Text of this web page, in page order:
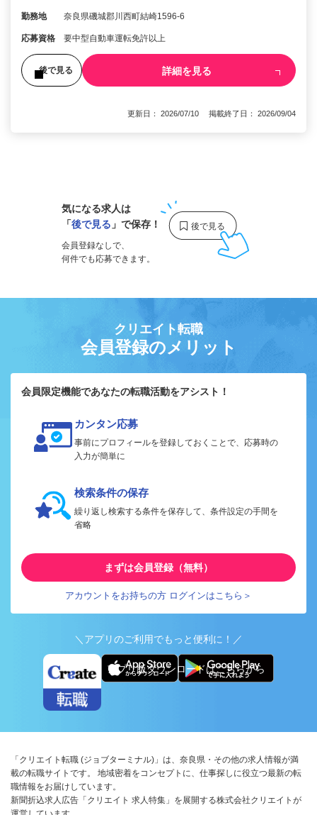
勤務地 奈良県磯城郡川西町結崎1596-6
応募資格 要中型自動車運転免許以上
後で見る 詳細を見る
更新日： 2026/07/10 掲載終了日： 2026/09/04
気になる求人は
「後で見る 」で保存！
会員登録なしで、
何件でも応募できます。
クリエイト転職
会員登録のメリット
会員限定機能であなたの転職活動をアシスト！
カンタン応募
事前にプロフィールを登録しておくことで、応募時の
入力が簡単に
検索条件の保存
繰り返し検索する条件を保存して、条件設定の手間を
省略
まずは会員登録（無料）
アカウントをお持ちの方 ログインはこちら＞
＼アプリのご利用でもっと便利に！／
アプリ版ダウンロードはこちらから
「クリエイト転職 (ジョブターミナル)」は、奈良県・その他の求人情報が満
載の転職サイトです。 地域密着をコンセプトに、仕事探しに役立つ最新の転
職情報をお届けしています。
新聞折込求人広告「クリエイト 求人特集」を展開する株式会社クリエイトが